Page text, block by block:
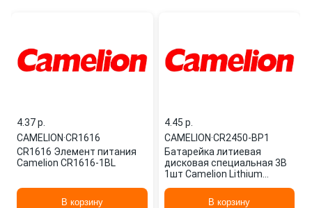
4.37 p.
CAMELION·CR1616
CR1616 Элемент питания
Camelion CR1616-1BL
В корзину
4.45 p.
CAMELION·CR2450-BP1
Батарейка литиевая
дисковая специальная 3В
1шт Camelion Lithium
В корзину